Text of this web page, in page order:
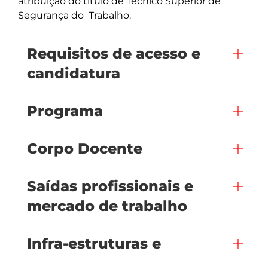
Requisitos de acesso e
candidatura
Programa
Corpo Docente
Saídas profissionais e
mercado de trabalho
Infra-estruturas e